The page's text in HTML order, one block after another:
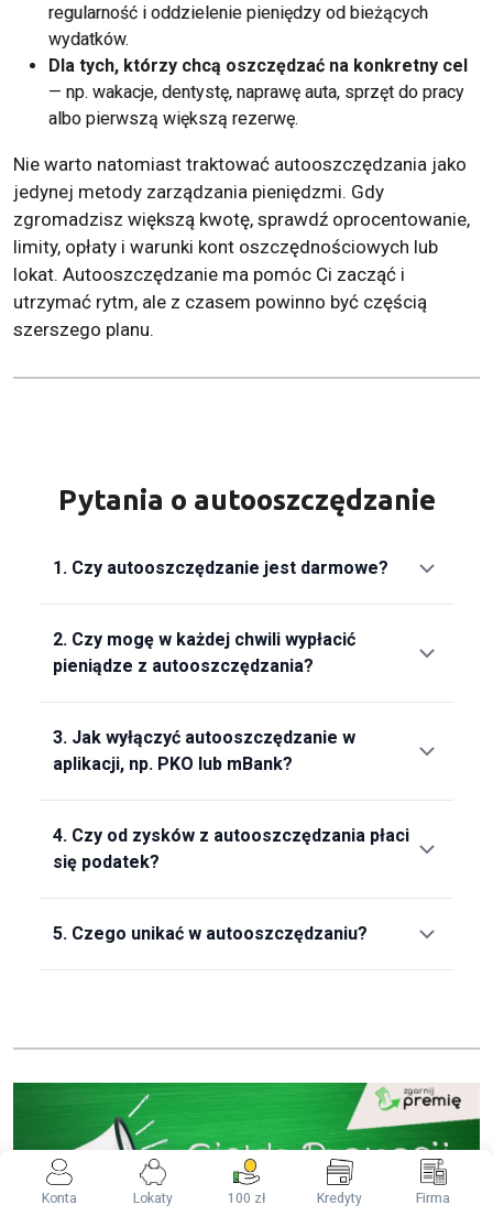
regularność i oddzielenie pieniędzy od bieżących
wydatków.
Dla tych, którzy chcą oszczędzać na konkretny cel
— np. wakacje, dentystę, naprawę auta, sprzęt do pracy
albo pierwszą większą rezerwę.
Nie warto natomiast traktować autooszczędzania jako
jedynej metody zarządzania pieniędzmi. Gdy
zgromadzisz większą kwotę, sprawdź oprocentowanie,
limity, opłaty i warunki kont oszczędnościowych lub
lokat. Autooszczędzanie ma pomóc Ci zacząć i
utrzymać rytm, ale z czasem powinno być częścią
szerszego planu.
Pytania o autooszczędzanie
1. Czy autooszczędzanie jest darmowe?
2.
pieniądze z autooszczędzania?
3.
aplikacji, np. PKO lub mBank?
4.
się podatek?
5. Czego unikać w autooszczędzaniu?
Konta Lokaty 100 zł Kredyty Firma